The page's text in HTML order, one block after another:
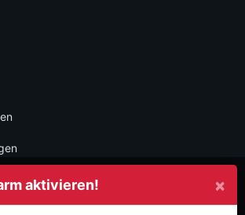
×
aktivieren!